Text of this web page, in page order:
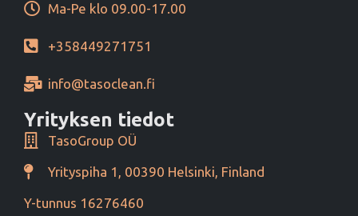
Ma-Pe klo 09.00-17.00
+358449271751
info@tasoclean.fi
Yrityksen tiedot
TasoGroup OÜ
Yrityspiha 1, 00390 Helsinki, Finland
Y-tunnus 16276460